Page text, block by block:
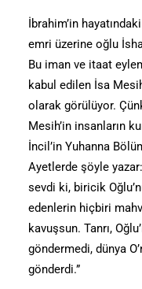
İbrahim’in
emri üzerine oğlu
Bu iman ve itaat
kabul edilen İsa
olarak görülüyor.
Mesih’in insanların
İncil’in Yuhanna
Ayetlerde şöyle
sevdi ki, biricik
edenlerin hiçbiri
kavuşsun. Tanrı,
göndermedi, dünya
gönderdi.”